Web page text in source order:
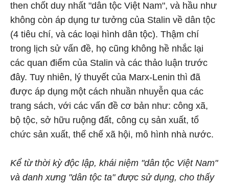
then chốt duy nhất "dân tộc Việt Nam", và hầu như
không còn áp dụng tư tưởng của Stalin về dân tộc
(4 tiêu chí, và các loại hình dân tộc). Thậm chí
trong lịch sử vấn đề, họ cũng không hề nhắc lại
các quan điểm của Stalin và các thảo luận trước
đây. Tuy nhiên, lý thuyết của Marx-Lenin thì đã
được áp dụng một cách nhuần nhuyễn qua các
trang sách, với các vấn đề cơ bản như: công xã,
bộ tộc, sở hữu ruộng đất, công cụ sản xuất, tổ
chức sản xuất, thể chế xã hội, mô hình nhà nước.
Kể từ thời kỳ độc lập, khái niệm "dân tộc Việt Nam"
và danh xưng "dân tộc ta" được sử dụng, cho thấy